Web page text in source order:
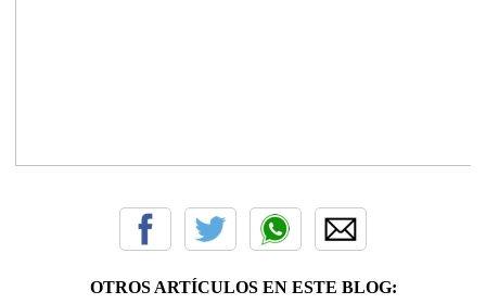
OTROS ARTÍCULOS EN ESTE BLOG: